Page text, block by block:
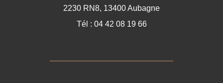
2230 RN8, 13400 Aubagne
Tél : 04 42 08 19 66